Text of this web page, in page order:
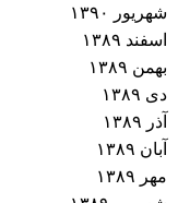
شهریور ۱۳۹۰
اسفند ۱۳۸۹
بهمن ۱۳۸۹
دی ۱۳۸۹
آذر ۱۳۸۹
آبان ۱۳۸۹
مهر ۱۳۸۹